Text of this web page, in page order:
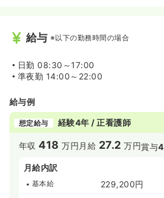
給与 ※以下の勤務時間の場合
日勤 08:30～17:00
準夜勤 14:00～22:00
給与例
想定給与 経験4年 / 正看護師
年収418 万円 月給 27.2 万円賞与4
月給内訳
基本給 229,200円